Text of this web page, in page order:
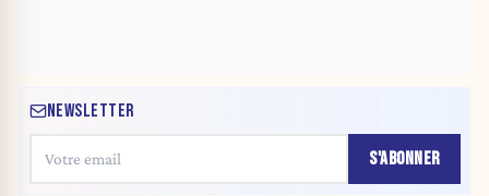
NEWSLETTER
S'ABONNER